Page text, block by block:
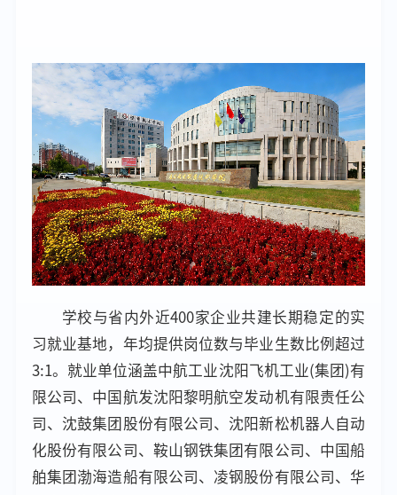
学校与省内外近400家企业共建长期稳定的实
习就业基地，年均提供岗位数与毕业生数比例超过
3:1。就业单位涵盖中航工业沈阳飞机工业(集团)有
限公司、中国航发沈阳黎明航空发动机有限责任公
司、沈鼓集团股份有限公司、沈阳新松机器人自动
化股份有限公司、鞍山钢铁集团有限公司、中国船
舶集团渤海造船有限公司、凌钢股份有限公司、华